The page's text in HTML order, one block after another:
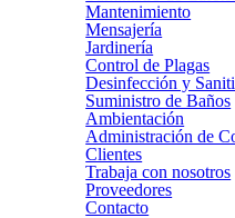
Mantenimiento
Mensajería
Jardinería
Control de Plagas
Desinfección y
Suministro de Baños
Ambientación
Administración de
Clientes
Trabaja con nosotros
Proveedores
Contacto